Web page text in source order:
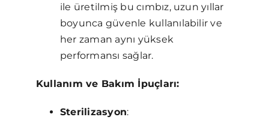
ile üretilmiş bu cımbız, uzun yıllar
boyunca güvenle kullanılabilir ve
her zaman aynı yüksek
performansı sağlar.
Kullanım ve Bakım İpuçları:
Sterilizasyon: